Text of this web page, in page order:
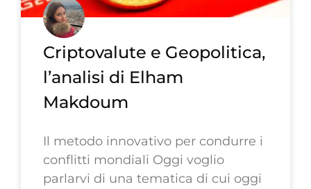
Criptovalute e Geopolitica,
l’analisi di Elham
Makdoum
Il metodo innovativo per condurre i
conflitti mondiali Oggi voglio
parlarvi di una tematica di cui oggi